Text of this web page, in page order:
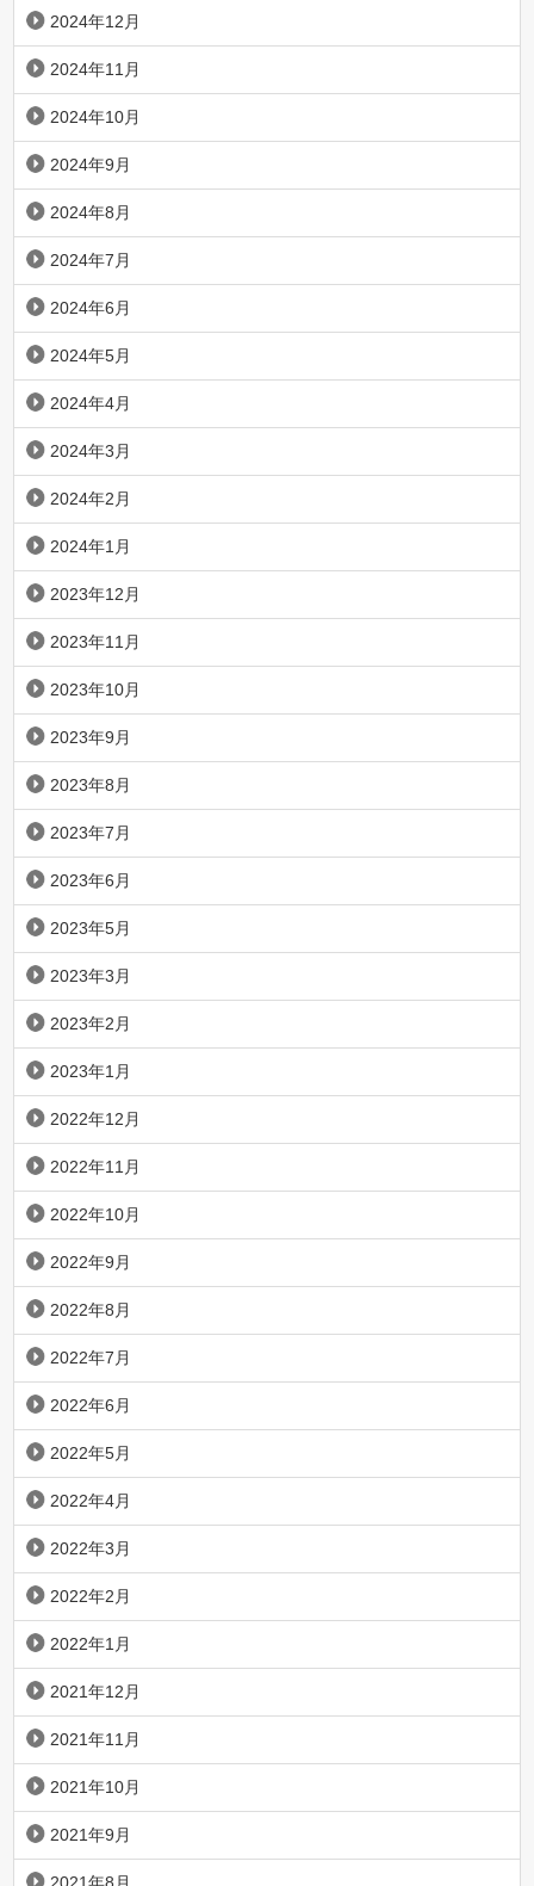
2024年12月
2024年11月
2024年10月
2024年9月
2024年8月
2024年7月
2024年6月
2024年5月
2024年4月
2024年3月
2024年2月
2024年1月
2023年12月
2023年11月
2023年10月
2023年9月
2023年8月
2023年7月
2023年6月
2023年5月
2023年3月
2023年2月
2023年1月
2022年12月
2022年11月
2022年10月
2022年9月
2022年8月
2022年7月
2022年6月
2022年5月
2022年4月
2022年3月
2022年2月
2022年1月
2021年12月
2021年11月
2021年10月
2021年9月